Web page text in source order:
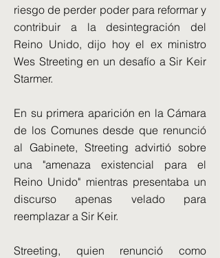
riesgo de perder poder para reformar y
contribuir a la desintegración del
Reino Unido, dijo hoy el ex ministro
Wes Streeting en un desafío a Sir Keir
Starmer.
En su primera aparición en la Cámara
de los Comunes desde que renunció
al Gabinete, Streeting advirtió sobre
una "amenaza existencial para el
Reino Unido" mientras presentaba un
discurso apenas velado para
reemplazar a Sir Keir.
Streeting, quien renunció como